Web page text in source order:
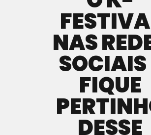
NAS
SOCIAIS
FIQUE
DESSE